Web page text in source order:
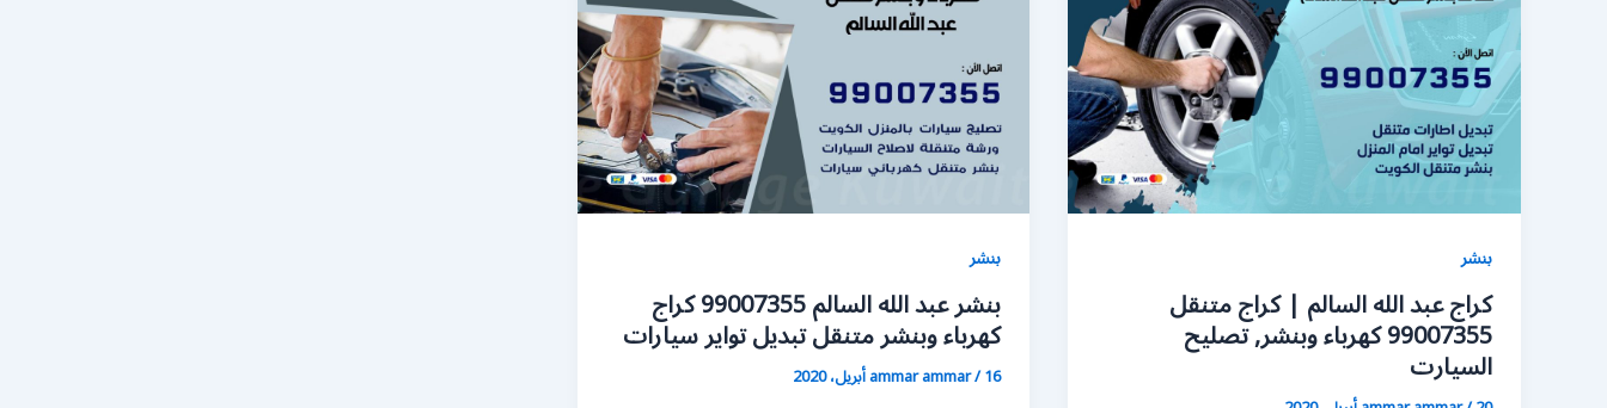
بنشر
كراج عبد الله السالم | كراج متنقل
99007355 كهرباء وبنشر, تصليح
السيارت
بنشر
بنشر عبد الله السالم 99007355 كراج
كهرباء وبنشر متنقل تبديل تواير سيارات
ammar ammar/16 أبريل، 2020